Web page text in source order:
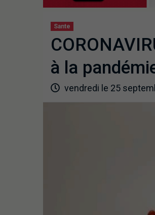
Sante
à la
vendredi le 25